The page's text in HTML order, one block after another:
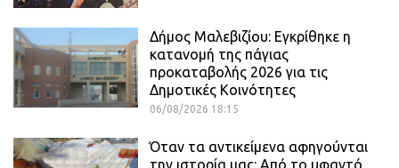
Δήμος Μαλεβιζίου: Εγκρίθηκε η
κατανομή της πάγιας
προκαταβολής 2026 για τις
Δημοτικές Κοινότητες
06/08/2026 18:15
Όταν τα αντικείμενα αφηγούνται
την ιστορία μας: Από το υφαντό